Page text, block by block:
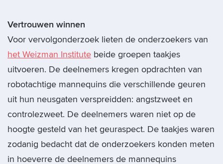
Vertrouwen winnen
Voor vervolgonderzoek lieten de onderzoekers van
het Weizman Institute beide groepen taakjes
uitvoeren. De deelnemers kregen opdrachten van
robotachtige mannequins die verschillende geuren
uit hun neusgaten verspreidden: angstzweet en
controlezweet. De deelnemers waren niet op de
hoogte gesteld van het geuraspect. De taakjes waren
zodanig bedacht dat de onderzoekers konden meten
in hoeverre de deelnemers de mannequins